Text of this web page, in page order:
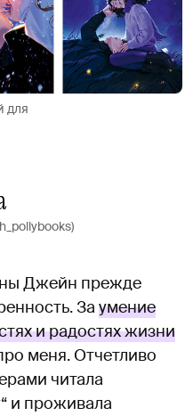
для
Джейн прежде
За умение
и радостях жизни
меня. Отчетливо
читала
и проживала